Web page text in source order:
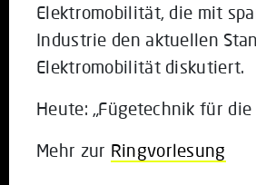
Elektromobilität, die mit
Industrie den aktuellen
Elektromobilität diskutiert.
Heute: „Fügetechnik für die
Mehr zur Ringvorlesung